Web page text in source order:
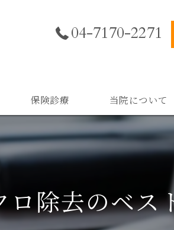
04-7170-2271
保険診療 当院について
美肌
二重顎
黒ずみ
除去のベス